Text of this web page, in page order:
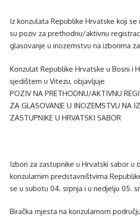
Iz konzulata Republike Hrvatske koji
su poziv za prethodnu/aktivnu
glasovanje u inozemstvu na izborima
Konzulat Republike Hrvatske u Bosni i
sjedištem u Vitezu, objavljuje
POZIV NA PRETHODNU/AKTIVNU
ZA GLASOVANJE U INOZEMSTVU NA
ZASTUPNIKE U HRVATSKI SABOR
Izbori za zastupnike u Hrvatski sabor u
konzularnim predstavništvima
se u subotu 04. srpnja i u nedjelju 05.
Biračka mjesta na konzularnom